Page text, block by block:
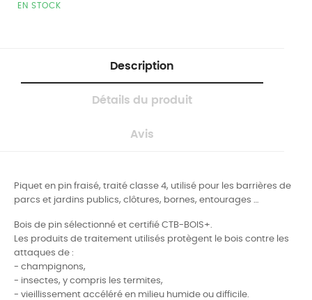
EN STOCK
Description
Détails du produit
Avis
Piquet en pin fraisé, traité classe 4, utilisé pour les barrières de
parcs et jardins publics, clôtures, bornes, entourages …
Bois de pin sélectionné et certifié CTB-BOIS+.
Les produits de traitement utilisés protègent le bois contre les
attaques de :
- champignons,
- insectes, y compris les termites,
- vieillissement accéléré en milieu humide ou difficile.